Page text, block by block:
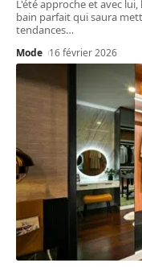
L'été approche et avec
bain parfait qui saura
tendances…
Mode 16 février 2026